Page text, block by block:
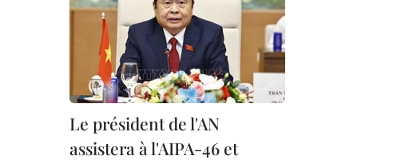
Le président de l'AN
assistera à l'AIPA-46 et